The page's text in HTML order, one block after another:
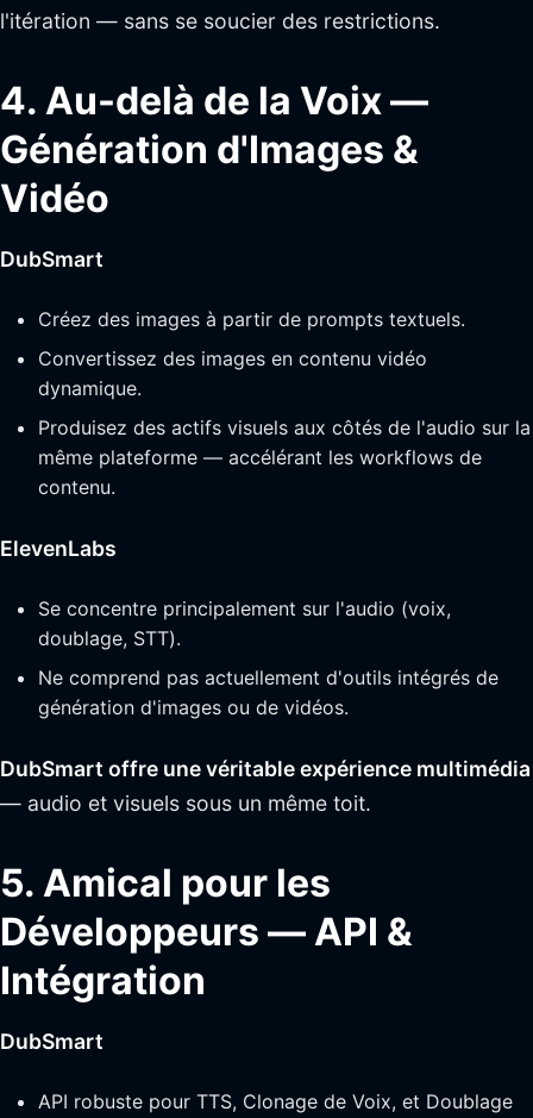
l'itération — sans se soucier des restrictions.
4. Au-delà de la Voix —
Génération d'Images &
Vidéo
DubSmart
Créez des images à partir de prompts textuels.
Convertissez des images en contenu vidéo
dynamique.
Produisez des actifs visuels aux côtés de l'audio sur la
même plateforme — accélérant les workflows de
contenu.
ElevenLabs
Se concentre principalement sur l'audio (voix,
doublage, STT).
Ne comprend pas actuellement d'outils intégrés de
génération d'images ou de vidéos.
DubSmart offre une véritable expérience multimédia
— audio et visuels sous un même toit.
5. Amical pour les
Développeurs — API &
Intégration
DubSmart
API robuste pour TTS, Clonage de Voix, et Doublage